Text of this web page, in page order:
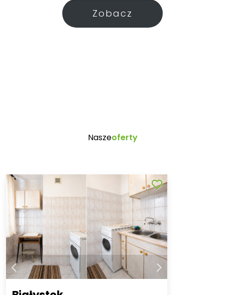
Zobacz
Naszeoferty